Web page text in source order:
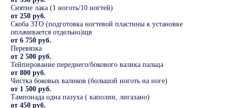
Снятие лака (1 ноготь/10 ногтей)
от 250 руб.
Скоба 3ТО (подготовка ногтевой пластины к установке
оплачивается отдельно)щв
от 6 750 руб.
Перевязка
от 2 500 руб.
Тейпирование переднего/бокового валика пальца
от 800 руб.
Чистка боковых валиков (большой ноготь на ноге)
от 1 500 руб.
Тампонада одна пазуха ( каполин, лигазано)
от 450 руб.